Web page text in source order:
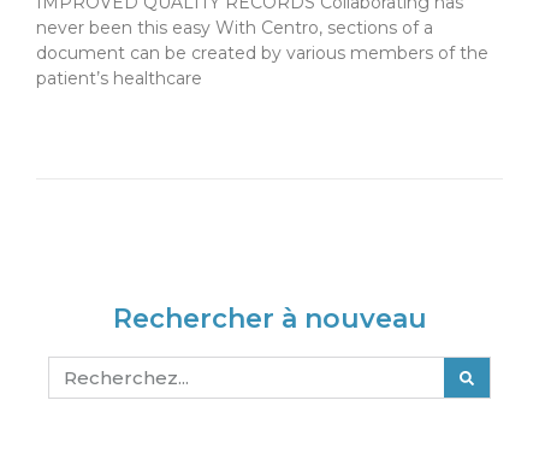
never been this easy With Centro, sections of a
document can be created by various members of the
patient’s healthcare
Rechercher à nouveau